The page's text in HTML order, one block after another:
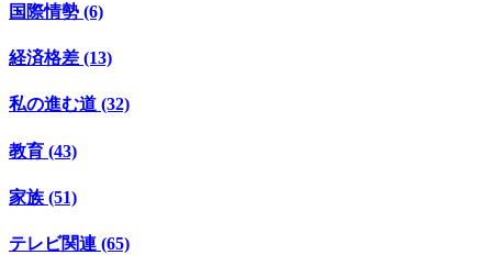
国際情勢 (6)
経済格差 (13)
私の進む道 (32)
教育 (43)
家族 (51)
テレビ関連 (65)